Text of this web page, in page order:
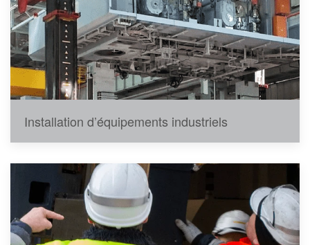
Installation d’équipements industriels